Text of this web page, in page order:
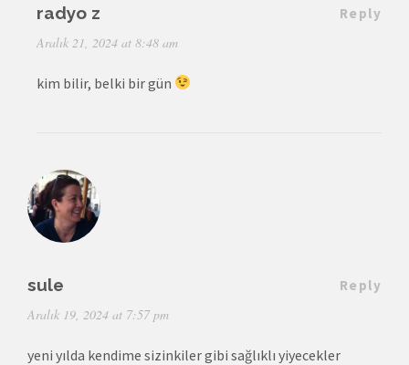
radyo z
Aralık 21, 2024 at 8:48 am
Reply
kim bilir, belki bir gün
sule
Aralık 19, 2024 at 7:57 pm
Reply
yeni yılda kendime sizinkiler gibi sağlıklı yiyecekler